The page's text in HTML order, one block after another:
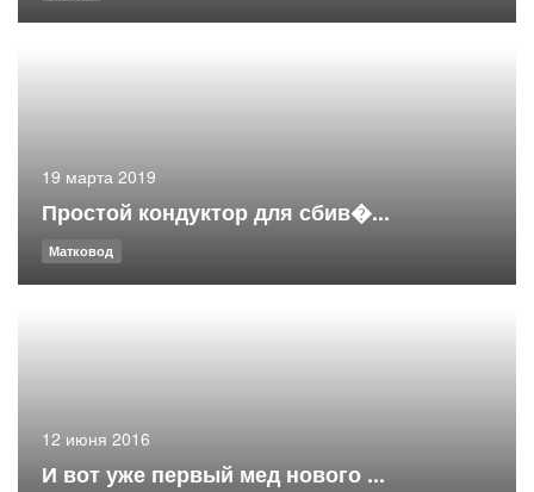
19 марта 2019
Простой кондуктор для сбив�...
Матковод
12 июня 2016
И вот уже первый мед нового ...